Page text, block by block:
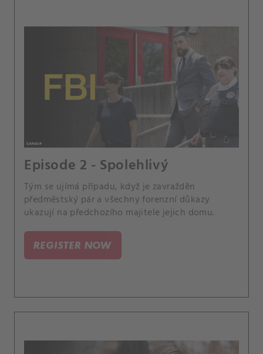
Episode 2 - Spolehlivý
Tým se ujímá případu, když je zavražděn
předměstský pár a všechny forenzní důkazy
ukazují na předchozího majitele jejich domu.
REGISTER NOW